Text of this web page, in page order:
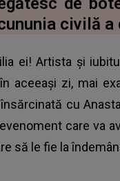
civilă a
ei! Artista și
aceeași zi, mai
cu
care va
să le fie la